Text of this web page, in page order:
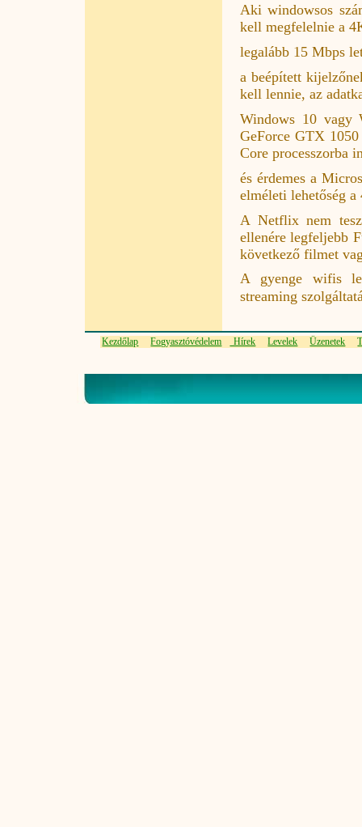
Aki windowsos
kell megfelelnie a
legalább 15 Mbps
a beépített
kell lennie, az
Windows 10 vagy
GeForce GTX
Core processzorba
és érdemes a
elméleti lehetőség
A Netflix nem
ellenére legfeljebb
következő filmet
A gyenge wifis
streaming
Kezdőlap Fogyasztóvédelem Hírek Levelek Üzenetek